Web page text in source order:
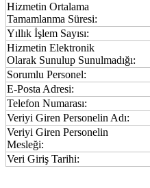
Hizmetin Ortalama
Tamamlanma Süresi:
Yıllık İşlem Sayısı:
Hizmetin Elektronik
Olarak Sunulup Sunulmadığı:
Sorumlu Personel:
E-Posta Adresi:
Telefon Numarası:
Veriyi Giren Personelin Adı:
Veriyi Giren Personelin
Mesleği:
Veri Giriş Tarihi: